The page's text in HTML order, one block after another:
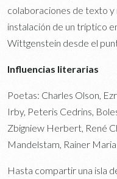
colaboraciones de texto y
instalación de un tríptico
Wittgenstein desde el
Influencias literarias
Poetas: Charles Olson,
Irby, Peteris Cedrins,
Zbigniew Herbert, René
Mandelstam, Rainer
Hasta compartir una isla